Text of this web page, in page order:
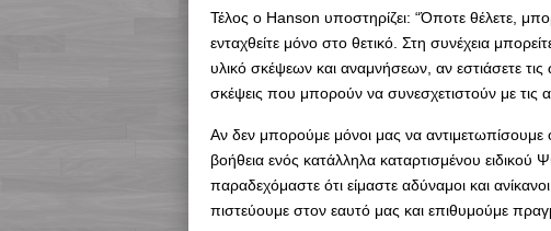
Τέλος ο Hanson υποστηρίζει: “Όποτε θέλετε,
ενταχθείτε μόνο στο θετικό. Στη συνέχεια
υλικό σκέψεων και αναμνήσεων, αν εστιάσετε
σκέψεις που μπορούν να συνεσχετιστούν με τις
Αν δεν μπορούμε μόνοι μας να
βοήθεια ενός κατάλληλα καταρτισμένου ειδικού
παραδεχόμαστε ότι είμαστε αδύναμοι και
πιστεύουμε στον εαυτό μας και επιθυμούμε